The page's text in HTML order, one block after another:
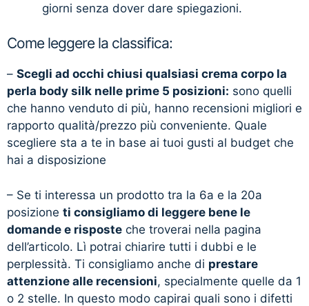
giorni senza dover dare spiegazioni.
Come leggere la classifica:
– Scegli ad occhi chiusi qualsiasi crema corpo la
perla body silk nelle prime 5 posizioni: sono quelli
che hanno venduto di più, hanno recensioni migliori e
rapporto qualità/prezzo più conveniente. Quale
scegliere sta a te in base ai tuoi gusti al budget che
hai a disposizione
– Se ti interessa un prodotto tra la 6a e la 20a
posizione ti consigliamo di leggere bene le
domande e risposte che troverai nella pagina
dell’articolo. Lì potrai chiarire tutti i dubbi e le
perplessità. Ti consigliamo anche di prestare
attenzione alle recensioni, specialmente quelle da 1
o 2 stelle. In questo modo capirai quali sono i difetti